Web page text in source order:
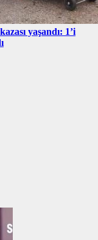
yaşandı: 1’i